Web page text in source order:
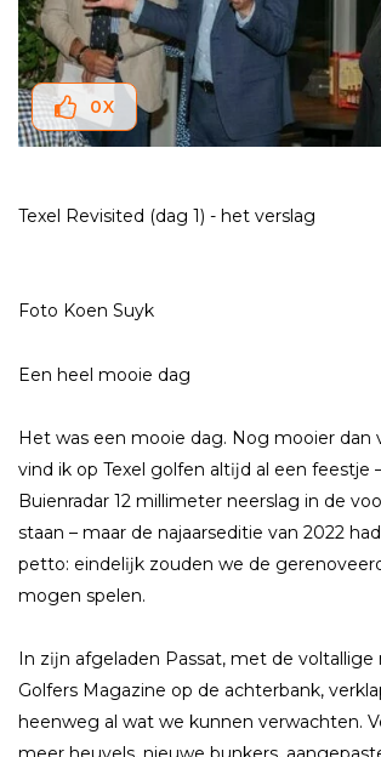
0X
Texel Revisited (dag 1) - het verslag
Foto Koen Suyk
Een heel mooie dag
Het was een mooie dag. Nog mooier dan
vind ik op Texel golfen altĳd al een feestje
Buienradar 12 millimeter neerslag in de
staan – maar de najaarseditie van 2022
petto: eindelĳk zouden we de
mogen spelen.
In zĳn afgeladen Passat, met de voltallige
Golfers Magazine op de achterbank,
heenweg al wat we kunnen verwachten.